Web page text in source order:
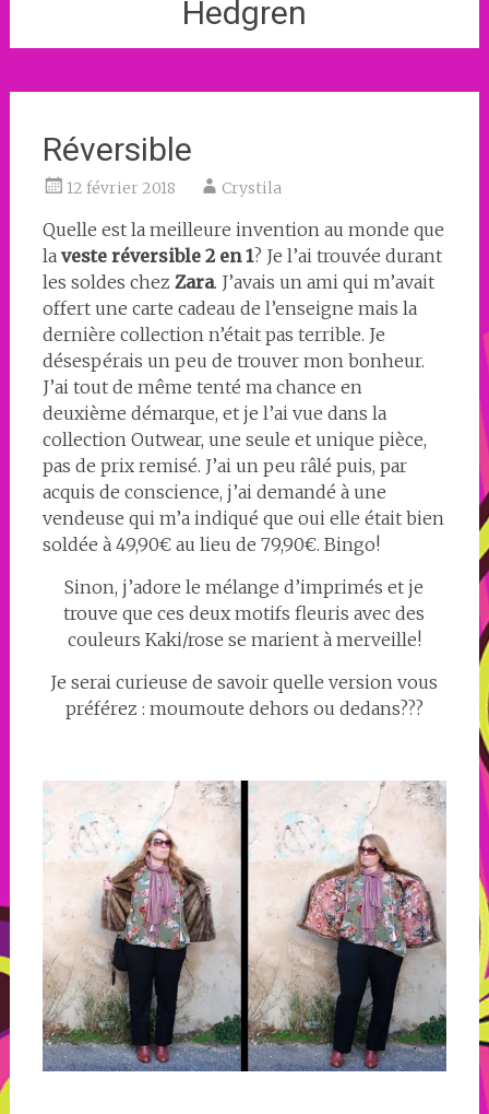
Hedgren
Réversible
12 février 2018 Crystila
Quelle est la meilleure invention au monde que
la veste réversible 2 en 1? Je l’ai trouvée durant
les soldes chez Zara. J’avais un ami qui m’avait
offert une carte cadeau de l’enseigne mais la
dernière collection n’était pas terrible. Je
désespérais un peu de trouver mon bonheur.
J’ai tout de même tenté ma chance en
deuxième démarque, et je l’ai vue dans la
collection Outwear, une seule et unique pièce,
pas de prix remisé. J’ai un peu râlé puis, par
acquis de conscience, j’ai demandé à une
vendeuse qui m’a indiqué que oui elle était bien
soldée à 49,90€ au lieu de 79,90€. Bingo!
Sinon, j’adore le mélange d’imprimés et je
trouve que ces deux motifs fleuris avec des
couleurs Kaki/rose se marient à merveille!
Je serai curieuse de savoir quelle version vous
préférez : moumoute dehors ou dedans???